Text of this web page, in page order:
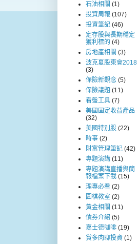
石油相關 (1)
投資周報 (107)
投資筆記 (46)
定存股與長期穩定
獲利標的 (4)
房地產相關 (3)
波克夏股東會2018
(3)
保險新觀念 (5)
保險議題 (11)
看盤工具 (7)
美國固定收益產品
(32)
美國特別股 (22)
時事 (2)
財富管理筆記 (42)
專題演講 (11)
專題演講直播與簡
報檔案下載 (15)
理專必看 (2)
圍棋教室 (2)
黃金相關 (11)
債券介紹 (5)
嘉士德咖啡 (19)
賞多肉聊投資 (1)